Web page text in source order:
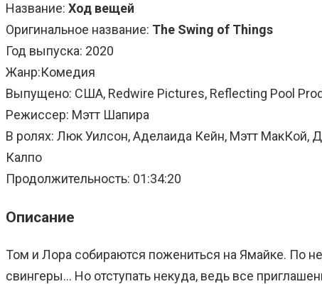
Название: Ход вещей
Оригинальное название: The Swing of Things
Год выпуска: 2020
Жанр:Комедия
Выпущено: США, Redwire Pictures, Reflecting Pool
Режиссер: Мэтт Шапира
В ролях: Люк Уилсон, Аделаида Кейн, Мэтт
Калпо
Продолжительность: 01:34:20
Описание
Том и Лора собираются пожениться на Ямайке. По
свингеры… Но отступать некуда, ведь все